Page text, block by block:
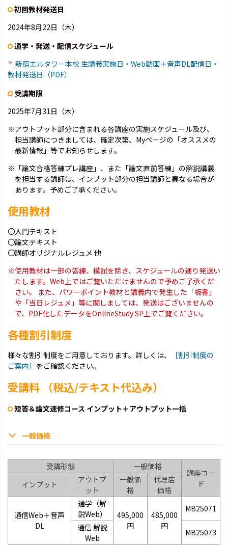
初回教材発送日
2024年8月22日（木）
通学・発送・配信スケジュール
新宿エルタワー本校 生講義実施日・Web動画＋音声DL配信日・
教材発送日（PDF）
受講期限
2025年7月31日（木）
※アウトプット部分に含まれる各講座の実施スケジュール及び、
担当講師につきましては、確定次第、Myページの「オススメの
最新情報」等でお知らせします。
※「論文合格答練プレ講座」、また「論文直前答練」の解説講義
を担当する講師は、インプット部分の担当講師と異なる場合が
あります。予めご了承ください。
使用教材
〇入門テキスト
〇論文テキスト
〇講師オリジナルレジュメ 他
※使用教材は一部の答練、模試を除き、スケジュールの通り発送い
たします。Web上ではご覧いただけませんので予めご了承くだ
さい。 また、パワーポイント教材と講義内で発生した「板書」
や「当日レジュメ」等に関しましては、発送はございませんの
で、PDF化したデータをOnlineStudy SP上でご覧ください。
各種割引制度
様々な割引制度をご用意しております。詳しくは、
［割引制度の
ご案内］ をご確認ください。
受講料 （税込/テキスト代込み）
短答＆論文速修コース インプット＋アウトプット一括
一般価格
受講形態 一般価格
講座コー
ド
インプット
アウトプ
ット
一般価
格
代理店
価格
通信Web＋音声
DL
通学（解
説Web）
495,000
円
485,000
円
MB25071
通信 解説
Web
MB25073